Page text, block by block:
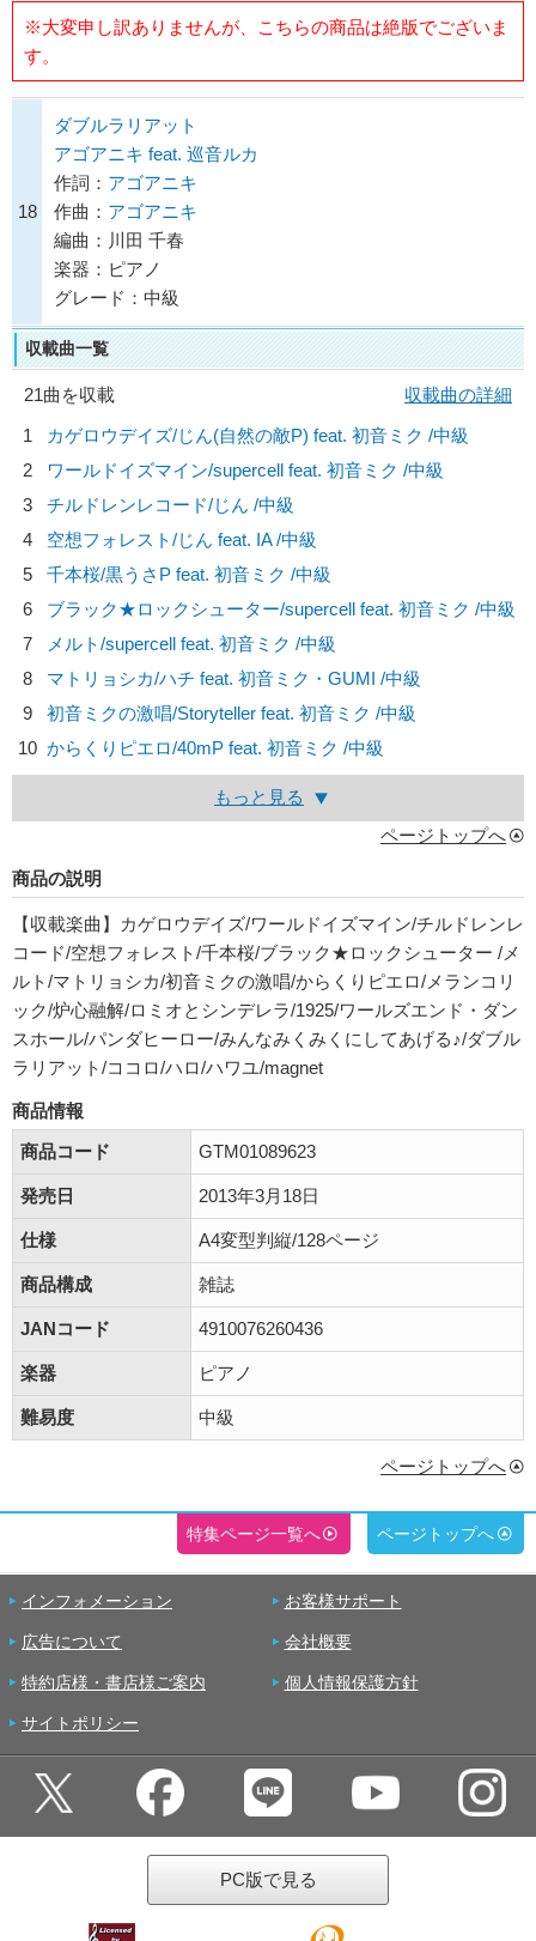
※大変申し訳ありませんが、こちらの商品は絶版でございま
す。
18
ダブルラリアット
アゴアニキ feat. 巡音ルカ
作詞： アゴアニキ
作曲： アゴアニキ
編曲：川田 千春
楽器：ピアノ
グレード：中級
収載曲一覧
21曲を収載
収載曲の詳細
1
カゲロウデイズ/じん(自然の敵P) feat. 初音ミク /中級
2
ワールドイズマイン/supercell feat. 初音ミク /中級
3
チルドレンレコード/じん /中級
4
空想フォレスト/じん feat. IA/中級
5
千本桜/黒うさP feat. 初音ミク /中級
6
ブラック★ロックシューター/supercell feat. 初音ミク /中級
7
メルト/supercell feat. 初音ミク /中級
8
マトリョシカ/ハチ feat. 初音ミク・GUMI /中級
9
初音ミクの激唱/Storyteller feat. 初音ミク /中級
10 からくりピエロ/40mP feat. 初音ミク /中級
もっと見る
ページトップへ
商品の説明
【収載楽曲】カゲロウデイズ/ワールドイズマイン/チルドレンレ
コード/空想フォレスト/千本桜/ブラック★ロックシューター /メ
ルト/マトリョシカ/初音ミクの激唱/からくりピエロ/メランコリ
ック/炉心融解/ロミオとシンデレラ/1925/ワールズエンド・ダン
スホール/パンダヒーロー/みんなみくみくにしてあげる♪/ダブル
ラリアット/ココロ/ハロ/ハワユ/magnet
商品情報
商品コード
GTM01089623
発売日 2013年3月18日
仕様 A4変型判縦/128ページ
商品構成 雑誌
JANコード 4910076260436
楽器 ピアノ
難易度 中級
ページトップへ
特集ページ一覧へ ページトップへ
インフォメーション お客様サポート
広告について 会社概要
特約店様・書店様ご案内 個人情報保護方針
サイトポリシー
PC版で見る